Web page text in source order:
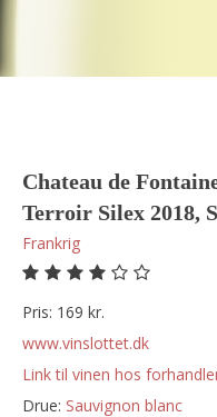
Chateau de
Terroir Silex 2018,
Frankrig
Pris: 169 kr.
www.vinslottet.dk
Link til vinen hos
Drue:
sauvignon blanc